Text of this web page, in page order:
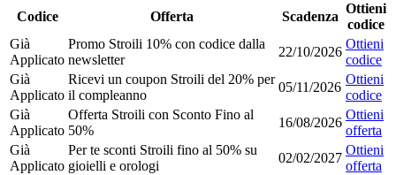
Codice Offerta Scadenza
Ottieni
codice
Già
Applicato
Promo Stroili 10% con codice dalla
newsletter
22/10/2026
Ottieni
codice
Già
Applicato
Ricevi un coupon Stroili del 20% per
il compleanno
05/11/2026
Ottieni
codice
Già
Applicato
Offerta Stroili con Sconto Fino al
50%
16/08/2026
Ottieni
offerta
Già
Applicato
Per te sconti Stroili fino al 50% su
gioielli e orologi
02/02/2027
Ottieni
offerta